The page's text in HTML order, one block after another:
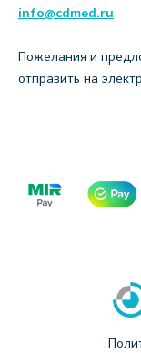
info@cdmed.ru
Пожелания и
отправить на